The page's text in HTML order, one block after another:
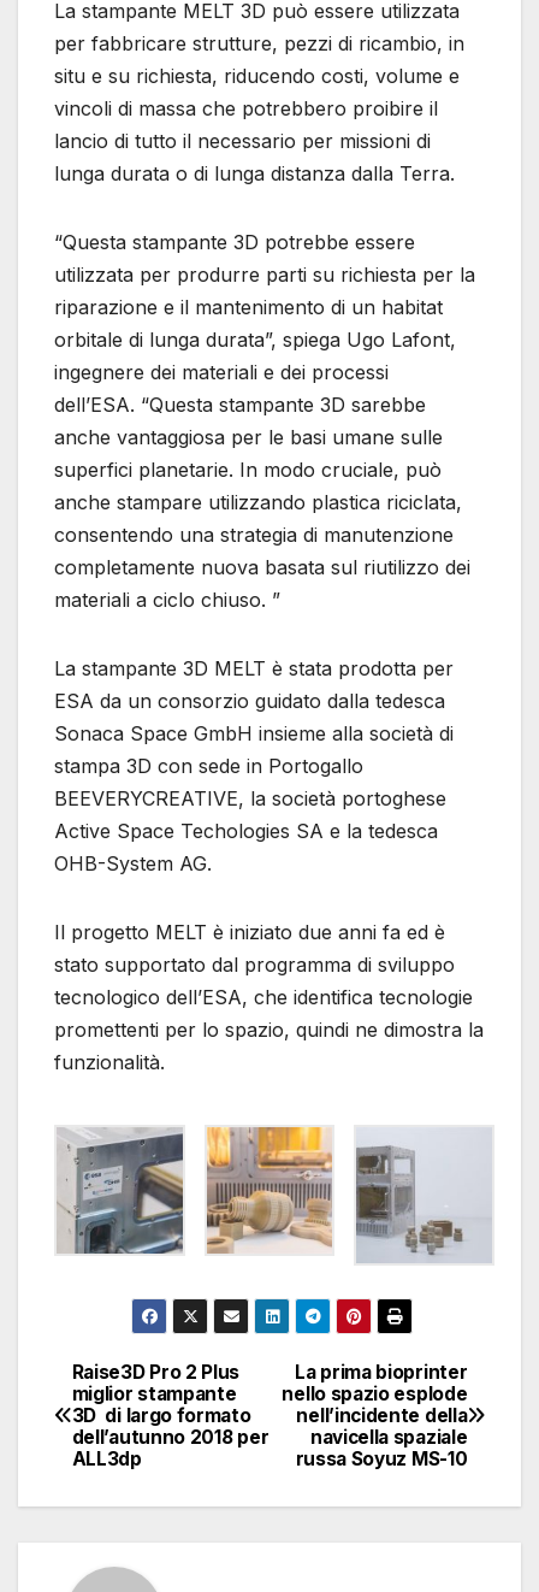
La stampante MELT 3D può essere utilizzata
per fabbricare strutture, pezzi di ricambio, in
situ e su richiesta, riducendo costi, volume e
vincoli di massa che potrebbero proibire il
lancio di tutto il necessario per missioni di
lunga durata o di lunga distanza dalla Terra.
“Questa stampante 3D potrebbe essere
utilizzata per produrre parti su richiesta per la
riparazione e il mantenimento di un habitat
orbitale di lunga durata”, spiega Ugo Lafont,
ingegnere dei materiali e dei processi
dell’ESA. “Questa stampante 3D sarebbe
anche vantaggiosa per le basi umane sulle
superfici planetarie. In modo cruciale, può
anche stampare utilizzando plastica riciclata,
consentendo una strategia di manutenzione
completamente nuova basata sul riutilizzo dei
materiali a ciclo chiuso. ”
La stampante 3D MELT è stata prodotta per
ESA da un consorzio guidato dalla tedesca
Sonaca Space GmbH insieme alla società di
stampa 3D con sede in Portogallo
BEEVERYCREATIVE, la società portoghese
Active Space Techologies SA e la tedesca
OHB-System AG.
Il progetto MELT è iniziato due anni fa ed è
stato supportato dal programma di sviluppo
tecnologico dell’ESA, che identifica tecnologie
promettenti per lo spazio, quindi ne dimostra la
funzionalità.
Navigazione
articoli
La prima bioprinter
nello spazio esplode
nell’incidente della
navicella spaziale
russa Soyuz MS-10
Raise3D Pro 2 Plus
miglior stampante
3D di largo formato
dell’autunno 2018 per
ALL3dp